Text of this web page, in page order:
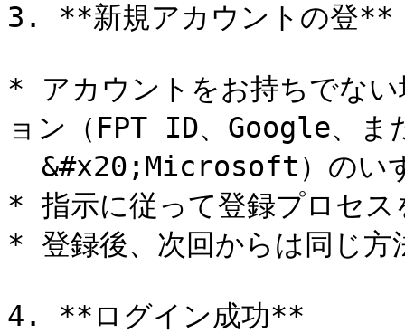
3. **新規アカウントの登**
* アカウントをお持ちでない
ョン（FPT ID、Google、ま
* 指示に従って登録プロセス
* 登録後、次回からは同じ方
4. **ログイン成功**